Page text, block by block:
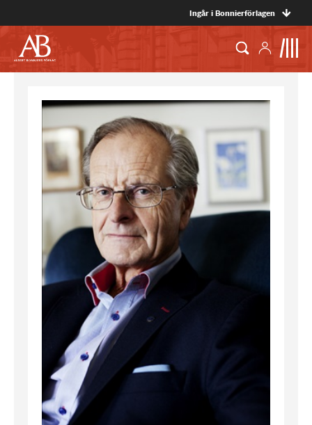
Ingår i Bonnierförlagen